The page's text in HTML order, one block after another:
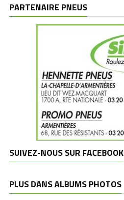
PARTENAIRE PNEUS
SUIVEZ-NOUS SUR FACEBOOK
PLUS DANS ALBUMS PHOTOS